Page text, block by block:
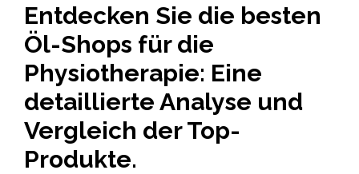
Entdecken Sie die besten
Öl-Shops für die
Physiotherapie: Eine
detaillierte Analyse und
Vergleich der Top-
Produkte.